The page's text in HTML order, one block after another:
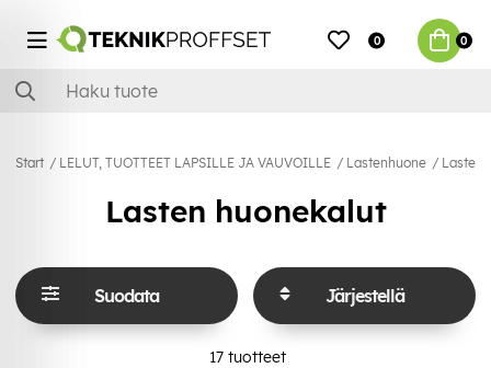
0 0
Start LELUT, TUOTTEET LAPSILLE JA VAUVOILLE Lastenhuone Lasten
Lasten huonekalut
Suodata Järjestellä
17 tuotteet